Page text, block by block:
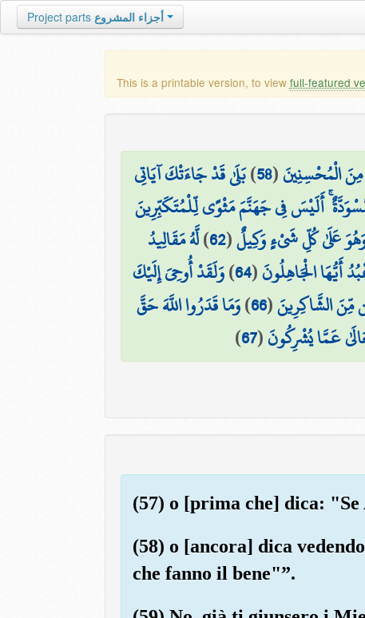
Project parts أجزاء المشروع
This is a printable version, to view full-featured
الْمُحْسِنِينَ(
58
)بَلَىٰ قَدْ جَاءَتْكَ آيَاتِي
مُّسْوَدَّةٌ ۚ أَلَيْسَ فِي جَهَنَّمَ مَثْوًى لِّلْمُتَكَبِّرِينَ
عَلَىٰ كُلِّ شَيْءٍ وَكِيلٌ(
62
)لَّهُ مَقَالِيدُ
أَيُّهَا الْجَاهِلُونَ(
64
)وَلَقَدْ أُوحِيَ إِلَيْكَ
مِّنَ الشَّاكِرِينَ(
66
)وَمَا قَدَرُوا اللَّهَ حَقَّ
عَمَّا يُشْرِكُونَ(
67
)
(57) o [prima che] dica:
(58) o [ancora] dica
che fanno il bene"”.